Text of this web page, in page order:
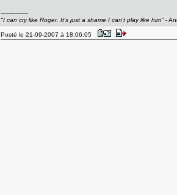
---------------
"I can cry like Roger. It's just a shame I can't play like him" -
Posté le 21-09-2007 à 18:06:05